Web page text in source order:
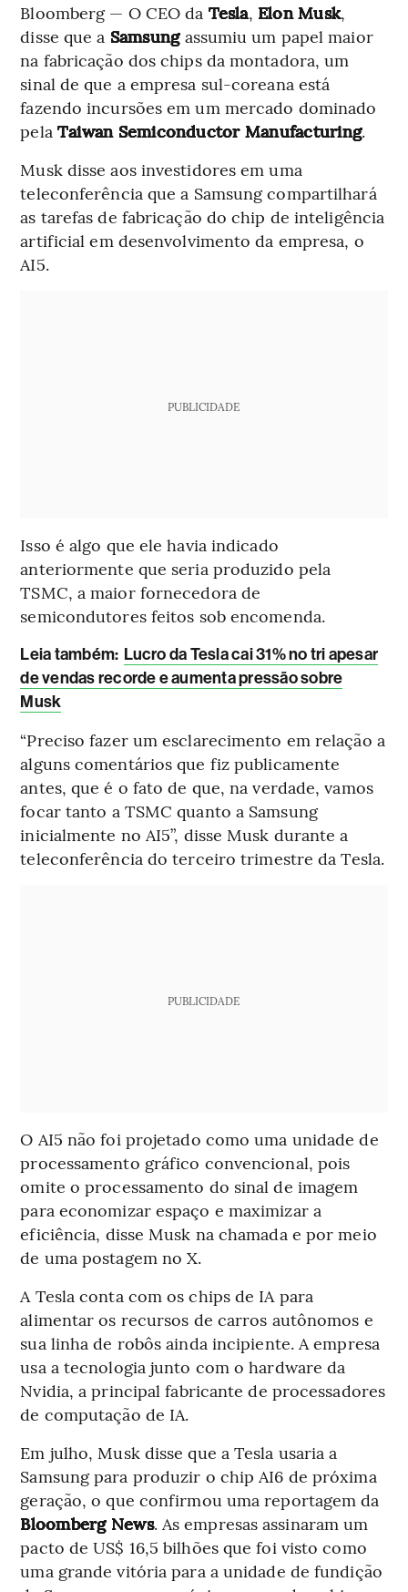
Bloomberg — O CEO da Tesla, Elon Musk,
disse que a Samsung assumiu um papel maior
na fabricação dos chips da montadora, um
sinal de que a empresa sul-coreana está
fazendo incursões em um mercado dominado
pela Taiwan Semiconductor Manufacturing.
Musk disse aos investidores em uma
teleconferência que a Samsung compartilhará
as tarefas de fabricação do chip de inteligência
artificial em desenvolvimento da empresa, o
AI5.
PUBLICIDADE
Isso é algo que ele havia indicado
anteriormente que seria produzido pela
TSMC, a maior fornecedora de
semicondutores feitos sob encomenda.
Leia também: Lucro da Tesla cai 31% no tri apesar
de vendas recorde e aumenta pressão sobre
Musk
“Preciso fazer um esclarecimento em relação a
alguns comentários que fiz publicamente
antes, que é o fato de que, na verdade, vamos
focar tanto a TSMC quanto a Samsung
inicialmente no AI5”, disse Musk durante a
teleconferência do terceiro trimestre da Tesla.
PUBLICIDADE
O AI5 não foi projetado como uma unidade de
processamento gráfico convencional, pois
omite o processamento do sinal de imagem
para economizar espaço e maximizar a
eficiência, disse Musk na chamada e por meio
de uma postagem no X.
A Tesla conta com os chips de IA para
alimentar os recursos de carros autônomos e
sua linha de robôs ainda incipiente. A empresa
usa a tecnologia junto com o hardware da
Nvidia, a principal fabricante de processadores
de computação de IA.
Em julho, Musk disse que a Tesla usaria a
Samsung para produzir o chip AI6 de próxima
geração, o que confirmou uma reportagem da
Bloomberg News. As empresas assinaram um
pacto de US$ 16,5 bilhões que foi visto como
uma grande vitória para a unidade de fundição